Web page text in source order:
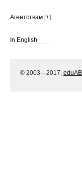
Агентствам [+]
In English
© 2003—2017,